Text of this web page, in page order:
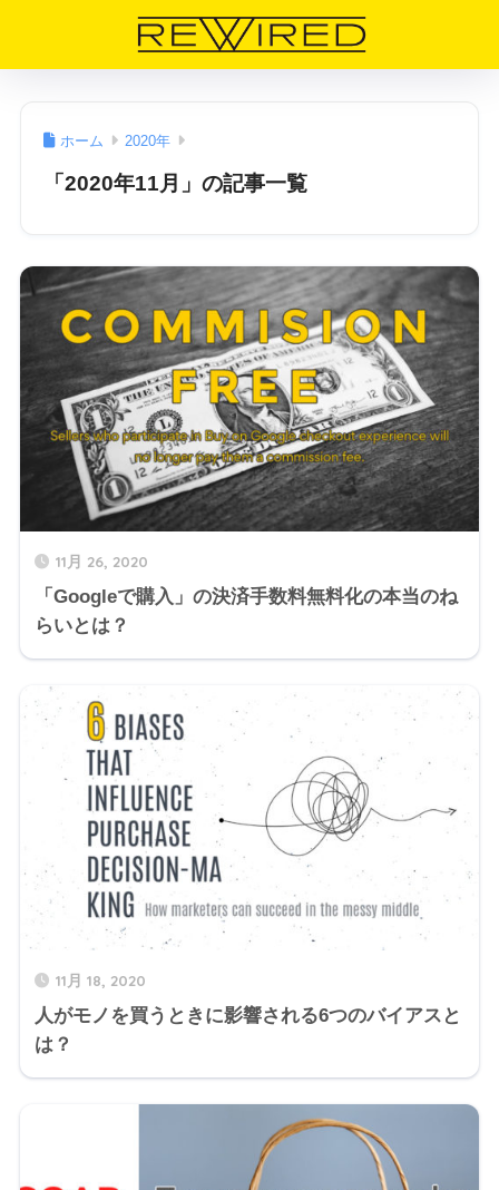
ホーム 2020年
「2020年11月」の記事一覧
11月 26, 2020
「Googleで購入」の決済手数料無料化の本当のね
らいとは？
11月 18, 2020
人がモノを買うときに影響される6つのバイアスと
は？